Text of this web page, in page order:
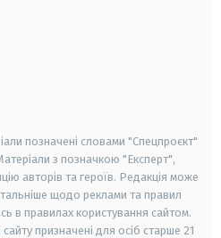
позначені словами "Спецпроєкт"
з позначкою "Експерт",
авторів та героїв. Редакція може
щодо реклами та правил
в правилах користування сайтом.
призначені для осіб старше 21